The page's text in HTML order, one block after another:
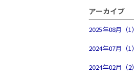
アーカイブ
2025年08月（1）
2024年07月（1）
2024年02月（2）